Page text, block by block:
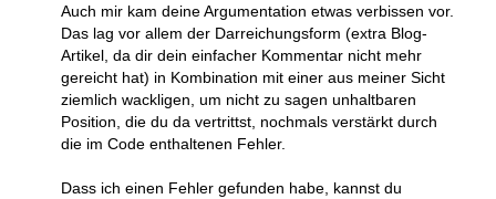
Auch mir kam deine Argumentation etwas verbissen vor.
Das lag vor allem der Darreichungsform (extra Blog-
Artikel, da dir dein einfacher Kommentar nicht mehr
gereicht hat) in Kombination mit einer aus meiner Sicht
ziemlich wackligen, um nicht zu sagen unhaltbaren
Position, die du da vertrittst, nochmals verstärkt durch
die im Code enthaltenen Fehler.
Dass ich einen Fehler gefunden habe, kannst du